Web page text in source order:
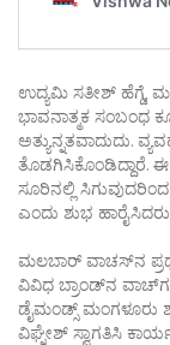
ಉದ್ಯಮಿ ಸತೀಶ್ ಹೆಗ್ಡೆ,
ಭಾವನಾತ್ಮಕ ಸಂಬಂಧ
ಅತ್ಯುನ್ನತವಾದುದು.
ತೊಡಗಿಸಿಕೊಂಡಿದ್ದಾರೆ.
ಸೂರಿನಲ್ಲಿ
ಎಂದು ಶುಭ
ಮಲಬಾರ್ ವಾಚಸ್‌ನ
ವಿವಿಧ ಬ್ರಾಂಡ್‌ನ
ಡೈಮಂಡ್ಸ್ ಮಂಗಳೂರು
ವಿಘ್ನೇಶ್ ಸ್ವಾಗತಿಸಿ